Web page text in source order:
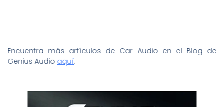
Encuentra más artículos de Car Audio en el Blog de
Genius Audio aquí.